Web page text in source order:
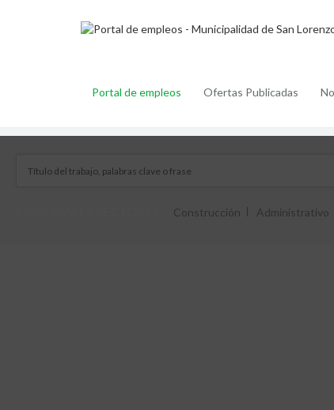
Portal de empleos Ofertas Publicadas
Construcción Administrativo